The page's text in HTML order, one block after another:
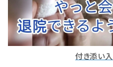
付き添い